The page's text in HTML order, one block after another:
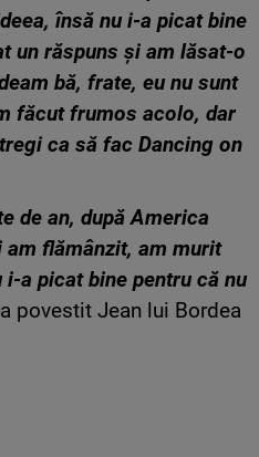
însă nu i-a picat bine
un răspuns și am lăsat-o
bă, frate, eu nu sunt
făcut frumos acolo, dar
ca să fac Dancing on
de an, după America
am flămânzit, am murit
a picat bine pentru că nu
povestit Jean lui Bordea